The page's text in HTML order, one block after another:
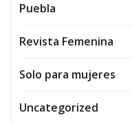
Puebla
Revista Femenina
Solo para mujeres
Uncategorized